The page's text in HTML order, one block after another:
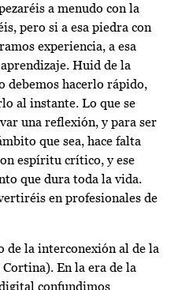
a menudo con la
pero si a esa piedra con
experiencia, a esa
Huid de la
hacerlo rápido,
al instante. Lo que se
una reflexión, y para ser
que sea, hace falta
espíritu crítico, y ese
que dura toda la vida.
en profesionales de
de la interconexión al de la
En la era de la
confundimos